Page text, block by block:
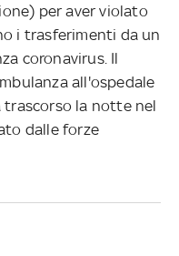
per aver violato
i trasferimenti da un
coronavirus. Il
all'ospedale
trascorso la notte nel
dalle forze